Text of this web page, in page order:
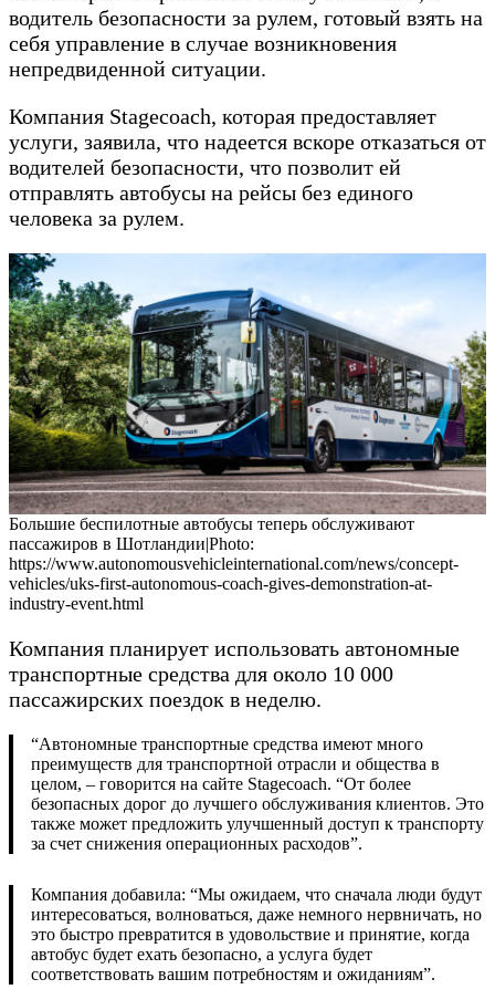
водитель безопасности за рулем, готовый взять на
себя управление в случае возникновения
непредвиденной ситуации.
Компания Stagecoach, которая предоставляет
услуги, заявила, что надеется вскоре отказаться от
водителей безопасности, что позволит ей
отправлять автобусы на рейсы без единого
человека за рулем.
Большие беспилотные автобусы теперь обслуживают
пассажиров в Шотландии|Photo:
https://www.autonomousvehicleinternational.com/news/concept-
vehicles/uks-first-autonomous-coach-gives-demonstration-at-
industry-event.html
Компания планирует использовать автономные
транспортные средства для около 10 000
пассажирских поездок в неделю.
“Автономные транспортные средства имеют много
преимуществ для транспортной отрасли и общества в
целом, – говорится на сайте Stagecoach. “От более
безопасных дорог до лучшего обслуживания клиентов. Это
также может предложить улучшенный доступ к транспорту
за счет снижения операционных расходов”.
Компания добавила: “Мы ожидаем, что сначала люди будут
интересоваться, волноваться, даже немного нервничать, но
это быстро превратится в удовольствие и принятие, когда
автобус будет ехать безопасно, а услуга будет
соответствовать вашим потребностям и ожиданиям”.